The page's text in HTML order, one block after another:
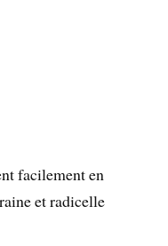
facilement en
et radicelle